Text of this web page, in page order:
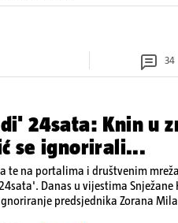
34
24sata: Knin u
se ignorirali...
te na portalima i društvenim
Danas u vijestima Snježane
predsjednika Zorana